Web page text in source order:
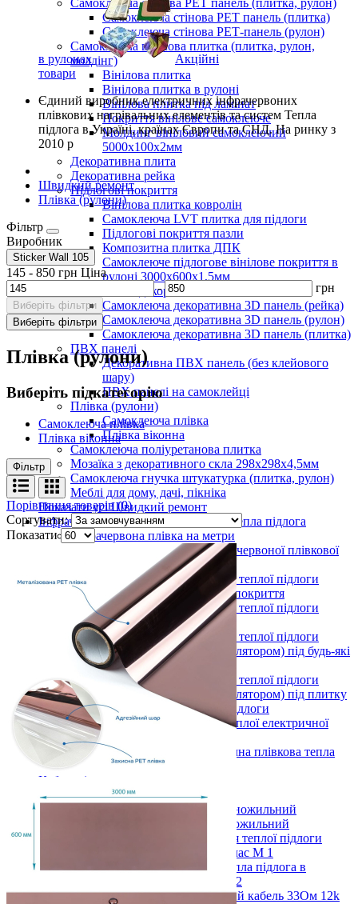
Самоклеюча стінова PET панель (плитка, рулон)
Самоклеюча стінова PET панель (плитка)
Самоклеюча стінова РЕТ-панель (рулон)
Самоклеюча вінілова плитка (плитка, рулон,
молдінг)
Вінілова плитка
Вінілова плитка в рулоні
Вінілова плитка під ламінат
Покриття вінілове самоклеюче
Молдинг вініловий самоклеючий
5000х100х2мм
Декоративна плита
Декоративна рейка
Підлогові покриття
Вінілова плитка ковролін
Самоклеюча LVT плитка для підлоги
Підлогові покриття пазли
Композитна плитка ДПК
Самоклеюче підлогове вінілове покриття в
рулоні 3000х600х1,5мм
Самоклеючі декоративні 3D панелі
Самоклеюча декоративна 3D панель (рейка)
Самоклеюча декоративна 3D панель (рулон)
Самоклеюча декоративна 3D панель (плитка)
ПВХ панелі
Декоративна ПВХ панель (без клейового
шару)
ПВХ панелі на самоклейці
Плівка (рулони)
Самоклеюча плівка
Плівка віконна
Самоклеюча поліуретанова плитка
Мозаїка з декоративного скла 298х298х4,5мм
Самоклеюча гнучка штукатурка (плитка, рулон)
Меблі для дому, дачі, пікніка
Показати усі Швидкий ремонт
Інфрачервона електрична плівкова тепла підлога
Інфрачервона плівка на метри
Готові комплекти теплої інфрачервоної плівкової
Комплекти для монтажу теплої підлоги
Monocrystal під будь-які покриття
Комплекти для монтажу теплої підлоги
Monocrystal під плитку
Комплекти для монтажу теплої підлоги
Monocrystal (з терморегулятором) під будь-які
покриття
Комплекти для монтажу теплої підлоги
Monocrystal (з терморегулятором) під плитку
Терморегулятори для теплої підлоги
Комплектуючі для монтажу теплої електричної
підлоги
Показати усі Інфрачервона електрична плівкова тепла
підлога
Кабельні системи опалення
Нагрівальні кабелі
Нагрівальний кабель одножильний
Нагрівальний кабель двожильний
Нагрівальний кабель для теплої підлоги
(тонкий). Під плитку. Клас М 1
Кабельна електрична тепла підлога в
бетонну стяжку Клас М 2
Вуглецевий нагрівальний кабель 33Ом 12k
в рулонах
Акційні
товари
Єдиний виробникелектричних інфрачервоних
плівкових нагрівальних елементів та систем Тепла
підлога в Україні, країнах Європи та СНД.На ринку з
2010 р
Швидкий ремонт
Плівка (рулони)
Фільтр
Виробник
Sticker Wall 105
145 - 850 грн Ціна
-
грн
Виберіть фільтри
Виберіть фільтри
Плівка (рулони)
Виберіть підкатегорію
Самоклеюча плівка
Плівка віконна
Фільтр
Порівняння товарів (0)
Сортувати:
Показати